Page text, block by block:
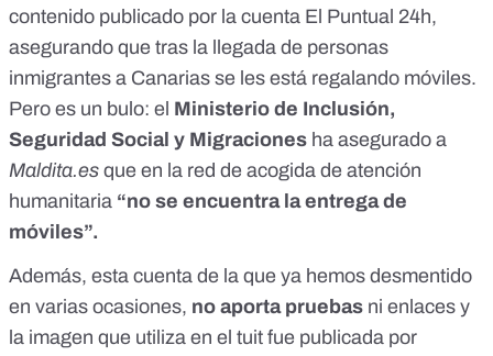
contenido publicado por la cuenta El Puntual 24h,
asegurando que tras la llegada de personas
inmigrantes a Canarias se les está regalando móviles.
Pero es un bulo: el Ministerio de Inclusión,
Seguridad Social y Migraciones ha asegurado a
Maldita.es que en la red de acogida de atención
humanitaria “no se encuentra la entrega de
móviles”.
Además, esta cuenta de la que ya hemos desmentido
en varias ocasiones, no aporta pruebas ni enlaces y
la imagen que utiliza en el tuit fue publicada por